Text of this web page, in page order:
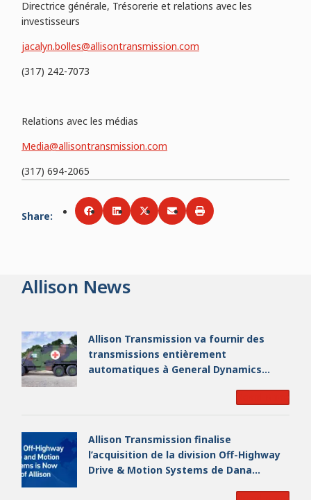
Directrice générale, Trésorerie et relations avec les
investisseurs
jacalyn.bolles@allisontransmission.com
(317) 242-7073
Relations avec les médias
Media@allisontransmission.com
(317) 694-2065
Share: Share viaFacebook
Share viaLinkedIn
Share viaTwitter
Share viaEmail
Print
Allison News
Allison Transmission va fournir des
transmissions entièrement
automatiques à General Dynamics
Allison Transmission finalise
l’acquisition de la division Off-Highway
Drive & Motion Systems de Dana